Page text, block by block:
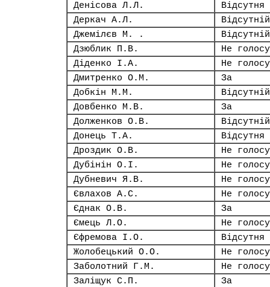
Денісова Л.Л.
Відсутня
Деркач А.Л.
Відсутній
Джемілєв М. .
Відсутній
Дзюблик П.В.
Не
Діденко І.А.
Не
Дмитренко О.М.
За
Добкін М.М.
Відсутній
Довбенко М.В.
За
Долженков О.В.
Відсутній
Донець Т.А.
Відсутня
Дроздик О.В.
Не
Дубінін О.І.
Не
Дубневич Я.В.
Не
Євлахов А.С.
Не
Єднак О.В.
За
Ємець Л.О.
Не
Єфремова І.О.
Відсутня
Жолобецький О.О.
Не
Заболотний Г.М.
Не
Заліщук С.П.
За